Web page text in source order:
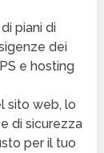
piani di
dei
e hosting
sito web, lo
di sicurezza
per il tuo